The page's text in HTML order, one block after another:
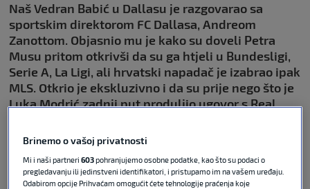
Naš Vedran Babić u Dallasu je razgovarao sa
sportskim direktorom FC Dallasa, Andreom
Zanottom. Objasnio mu je kako su doveli Petra
Musu pritom otkrivši da su ga htjeli u Bundesligi,
Serie A, La Ligi, ali hrvatski napadač je izabrao ipak
MLS. Otkrio je ekskluzivno i da su prije nego što je
Luka Modrić zadnji put produljio ugovor s Real
agentom, ali na kraju ga nisu uspjeli dovesti jer je
naš kapetan odlučio ostati u Madridu. No, Luka im
je i dalje želja...
Brinemo o vašoj privatnosti
Mi i naši partneri603pohranjujemo osobne podatke, kao što su podaci o
pregledavanju ili jedinstveni identifikatori, i pristupamo im na vašem uređaju.
Odabirom opcije Prihvaćam omogućit ćete tehnologije praćenja koje